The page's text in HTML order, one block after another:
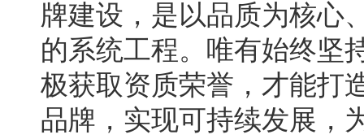
牌建设，是以品质为核心
的系统工程。唯有始终坚
极获取资质荣誉，才能打
品牌，实现可持续发展，